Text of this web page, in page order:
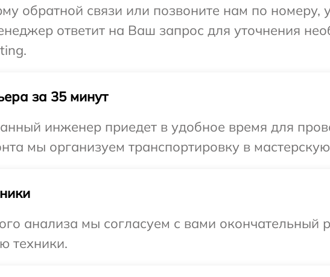
обратной связи или позвоните нам по номеру,
ответит на Ваш запрос для уточнения
за 35 минут
инженер приедет в удобное время для
мы организуем транспортировку в
анализа мы согласуем с вами окончательный
техники.